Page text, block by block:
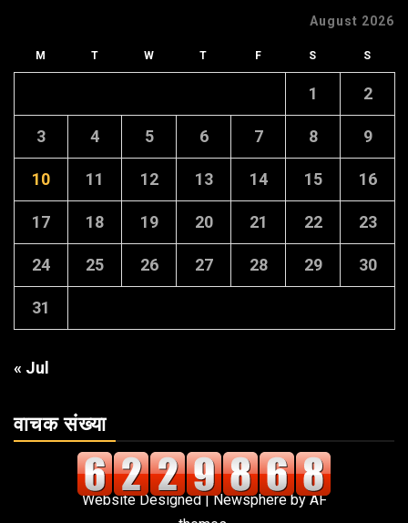
August 2026
M T W T F S S
1 2
3 4 5 6 7 8 9
10 11 12 13 14 15 16
17 18 19 20 21 22 23
24 25 26 27 28 29 30
31
« Jul
वाचक संख्या
Website Designed|Newsphereby AF